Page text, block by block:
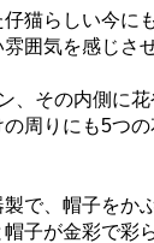
猫らしい今に
囲気を感じさ
、その内側に
周りにも5つ
で、帽子をか
子が金彩で彩